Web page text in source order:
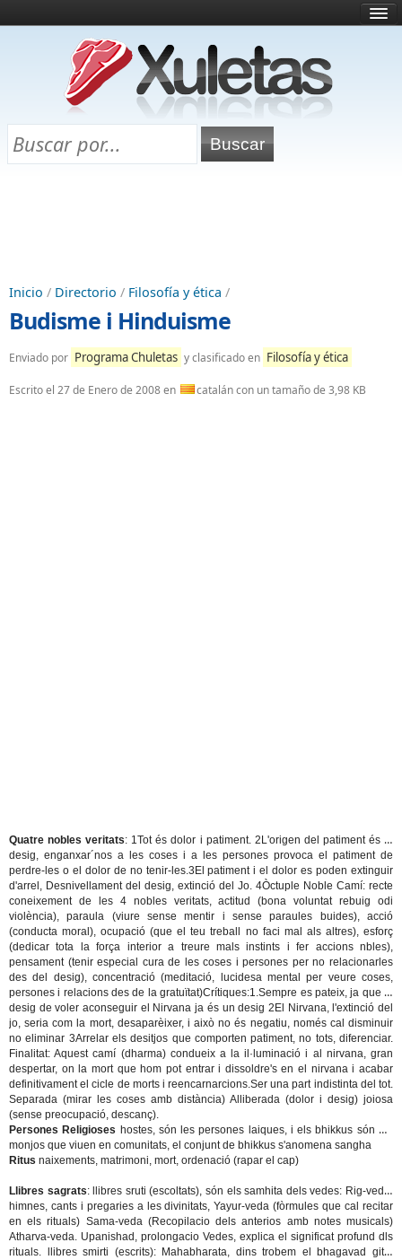
¿Qué es esto?
Directorio
Chuletas para exámenes
Inicio / Directorio / Filosofía y ética /
Budisme i Hinduisme
Enviado por Programa Chuletas y clasificado en Filosofía y ética
Escrito el 27 de Enero de 2008en catalán con un tamaño de 3,98 KB
Quatre nobles veritats: 1Tot és dolor i patiment. 2L'origen del patiment és el
desig, enganxar´nos a les coses i a les persones provoca el patiment de
perdre-les o el dolor de no tenir-les.3El patiment i el dolor es poden extinguir
d'arrel, Desnivellament del desig, extinció del Jo. 4Òctuple Noble Camí: recte
coneixement de les 4 nobles veritats, actitud (bona voluntat rebuig odi
violència), paraula (viure sense mentir i sense paraules buides), acció
(conducta moral), ocupació (que el teu treball no faci mal als altres), esforç
(dedicar tota la força interior a treure mals instints i fer accions nbles),
pensament (tenir especial cura de les coses i persones per no relacionarles
des del desig), concentració (meditació, lucidesa mental per veure coses,
persones i relacions des de la gratuïtat)Crítiques:1.Sempre es pateix, ja que el
desig de voler aconseguir el Nirvana ja és un desig 2El Nirvana, l'extinció del
jo, seria com la mort, desaparèixer, i això no és negatiu, només cal disminuir
no eliminar 3Arrelar els desitjos que comporten patiment, no tots, diferenciar.
Finalitat: Aquest camí (dharma) condueix a la il·luminació i al nirvana, gran
despertar, on la mort que hom pot entrar i dissoldre's en el nirvana i acabar
definitivament el cicle de morts i reencarnarcions.Ser una part indistinta del tot.
Separada (mirar les coses amb distància) Alliberada (dolor i desig) joiosa
(sense preocupació, descanç).
Persones Religioses hostes, són les persones laiques, i els bhikkus són els
monjos que viuen en comunitats, el conjunt de bhikkus s'anomena sangha
Ritus naixements, matrimoni, mort, ordenació (rapar el cap)
Llibres sagrats: llibres sruti(escoltats), són els samhita dels vedes: Rig-veda.
himnes, cants i pregaries a les divinitats, Yayur-veda (fòrmules que cal recitar
en els rituals) Sama-veda (Recopilacio dels anterios amb notes musicals)
Atharva-veda. Upanishad, prolongacio Vedes, explica el significat profund dls
rituals.
llibres smirti (escrits): Mahabharata, dins trobem el bhagavad gita,